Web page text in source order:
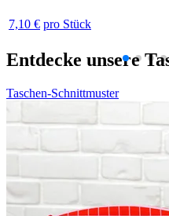
7,10 € pro Stück
Entdecke unsere
Taschen-Schnittmuster